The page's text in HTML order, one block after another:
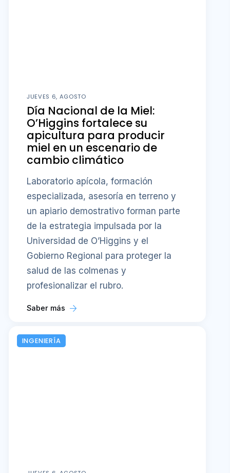
JUEVES 6, AGOSTO
Día Nacional de la Miel:
O’Higgins fortalece su
apicultura para producir
miel en un escenario de
cambio climático
Laboratorio apícola, formación
especializada, asesoría en terreno y
un apiario demostrativo forman parte
de la estrategia impulsada por la
Universidad de O’Higgins y el
Gobierno Regional para proteger la
salud de las colmenas y
profesionalizar el rubro.
Saber más
INGENIERÍA